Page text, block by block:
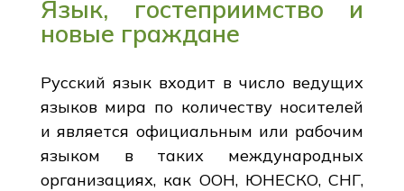
Язык, гостеприимство и
новые граждане
Русский язык входит в число ведущих
языков мира по количеству носителей
и является официальным или рабочим
языком в таких международных
организациях, как ООН, ЮНЕСКО, СНГ,